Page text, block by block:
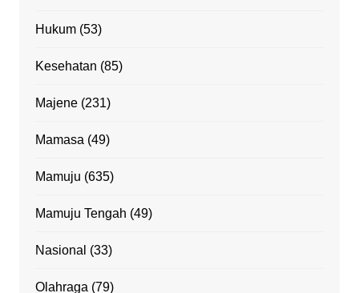
Hukum(53)
Kesehatan (85)
Majene(231)
Mamasa (49)
Mamuju (635)
Mamuju Tengah (49)
Nasional (33)
Olahraga (79)